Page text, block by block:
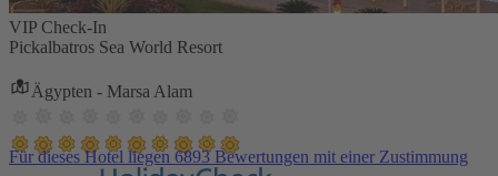
VIP Check-In
Pickalbatros Sea World Resort
Ägypten - Marsa Alam
Für dieses Hotel liegen 6893 Bewertungen mit einer Zustimmung